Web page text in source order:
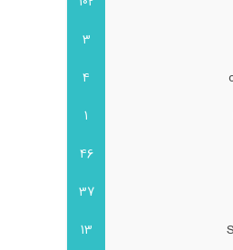
3
4
1
46
37
13